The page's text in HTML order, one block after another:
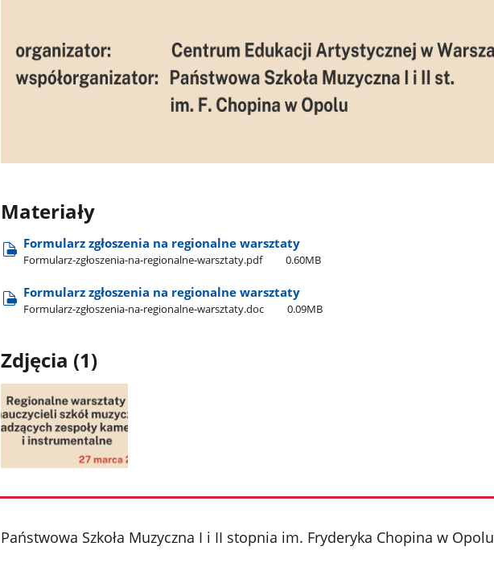
Materiały
Formularz zgłoszenia na regionalne warsztaty
Formularz-zgłoszenia-na-regionalne-warsztaty.pdf 0.60MB
Formularz zgłoszenia na regionalne warsztaty
Formularz-zgłoszenia-na-regionalne-warsztaty.doc 0.09MB
Zdjęcia (1)
galerii.
stopka
Państwowa Szkoła Muzyczna I i II stopnia im. Fryderyka Chopina w Opolu